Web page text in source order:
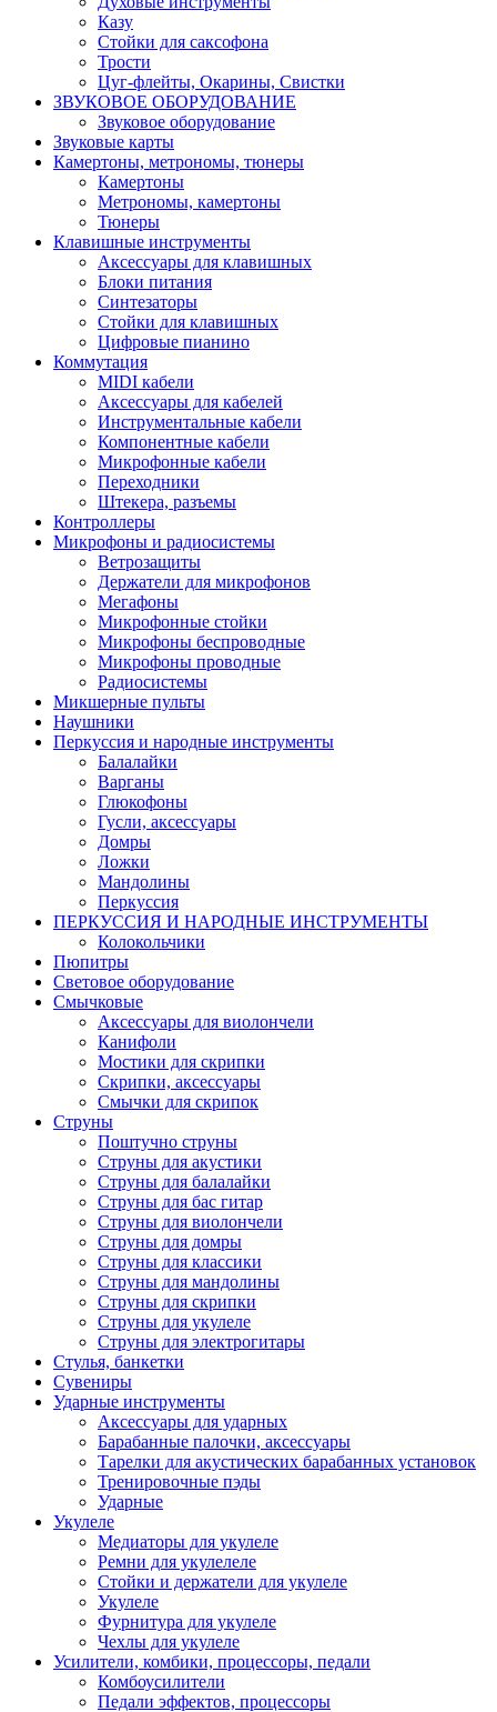
Казу
Стойки для саксофона
Трости
Цуг-флейты, Окарины, Свистки
ЗВУКОВОЕ ОБОРУДОВАНИЕ
Звуковое оборудование
Звуковые карты
Камертоны, метрономы, тюнеры
Камертоны
Метрономы, камертоны
Тюнеры
Клавишные инструменты
Аксессуары для клавишных
Блоки питания
Синтезаторы
Стойки для клавишных
Цифровые пианино
Коммутация
MIDI кабели
Аксессуары для кабелей
Инструментальные кабели
Компонентные кабели
Микрофонные кабели
Переходники
Штекера, разъемы
Контроллеры
Микрофоны и радиосистемы
Ветрозащиты
Держатели для микрофонов
Мегафоны
Микрофонные стойки
Микрофоны беспроводные
Микрофоны проводные
Радиосистемы
Микшерные пульты
Наушники
Перкуссия и народные инструменты
Балалайки
Варганы
Глюкофоны
Гусли, аксессуары
Домры
Ложки
Мандолины
Перкуссия
ПЕРКУССИЯ И НАРОДНЫЕ ИНСТРУМЕНТЫ
Колокольчики
Пюпитры
Световое оборудование
Смычковые
Аксессуары для виолончели
Канифоли
Мостики для скрипки
Скрипки, аксессуары
Смычки для скрипок
Струны
Поштучно струны
Струны для акустики
Струны для балалайки
Струны для бас гитар
Струны для виолончели
Струны для домры
Струны для классики
Струны для мандолины
Струны для скрипки
Струны для укулеле
Струны для электрогитары
Стулья, банкетки
Сувениры
Ударные инструменты
Аксессуары для ударных
Барабанные палочки, аксессуары
Тарелки для акустических барабанных установок
Тренировочные пэды
Ударные
Укулеле
Медиаторы для укулеле
Ремни для укулелеле
Стойки и держатели для укулеле
Укулеле
Фурнитура для укулеле
Чехлы для укулеле
Усилители, комбики, процессоры, педали
Комбоусилители
Педали эффектов, процессоры